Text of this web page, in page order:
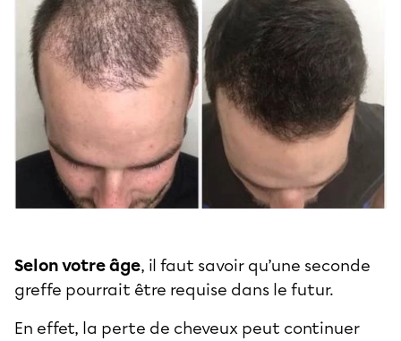
Selon votre âge, il faut savoir qu’une seconde
greffe pourrait être requise dans le futur.
En effet, la perte de cheveux peut continuer